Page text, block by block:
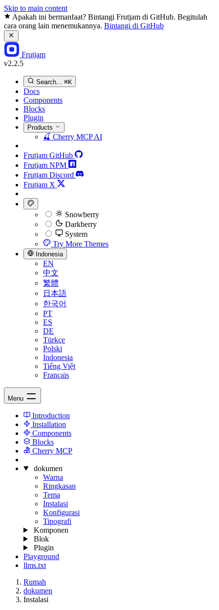
Skip to main content
Apakah ini bermanfaat? Bintangi Frutjam di GitHub. Begitulah
cara orang lain menemukannya. Bintangi di GitHub
Frutjam
v2.2.5
Search... ⌘K
Docs
Components
Blocks
Plugin
Products
🍒 Cherry MCPAI
Frutjam GitHub
Frutjam NPM
Frutjam Discord
Frutjam X
Snowberry
Darkberry
System
Try More Themes
Indonesia
EN
中文
繁體
日本語
한국어
PT
ES
DE
Türkçe
Polski
Indonesia
Tiếng Việt
Français
Menu
Introduction
Installation
Components
Blocks
Cherry MCP
dokumen
Warna
Ringkasan
Tema
Instalasi
Konfigurasi
Tipografi
Komponen
Blok
Plugin
Playground
llms.txt
Rumah
dokumen
Instalasi